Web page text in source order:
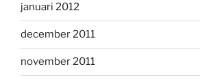
januari 2012
december 2011
november 2011